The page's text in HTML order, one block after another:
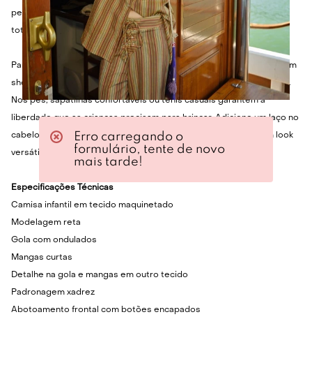
permitindo que as crianças brinquem e descubram o mundo com
total bem-estar.
Para um visual completo e cheio de estilo, combine esta camisa com
shorts ou saias em tecidos leves, ideais para os dias mais quentes.
Nos pés, sapatilhas confortáveis ou tênis casuais garantem a
liberdade que as crianças precisam para brincar. Adicione um laço no
cabelo ou uma tiara para um toque final encantador, criando um look
versátil para passeios ou momentos especiais.
Especificações Técnicas
Camisa infantil em tecido maquinetado
Modelagem reta
Gola com ondulados
Mangas curtas
Detalhe na gola e mangas em outro tecido
Padronagem xadrez
Abotoamento frontal com botões encapados
Erro carregando o
formulário, tente de novo
mais tarde!